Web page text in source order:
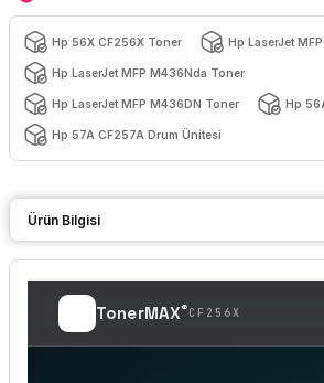
Hp 56X CF256X Toner Hp LaserJet
Hp LaserJet MFP M436Nda Toner
Hp LaserJet MFP M436DN Toner Hp
Hp 57A CF257A Drum Ünitesi
Ürün Bilgisi
TonerMAX®CF256X